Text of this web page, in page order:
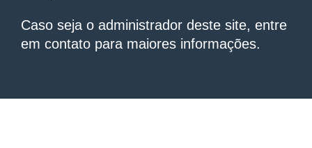
Caso seja o administrador deste site, entre
em contato para maiores informações.